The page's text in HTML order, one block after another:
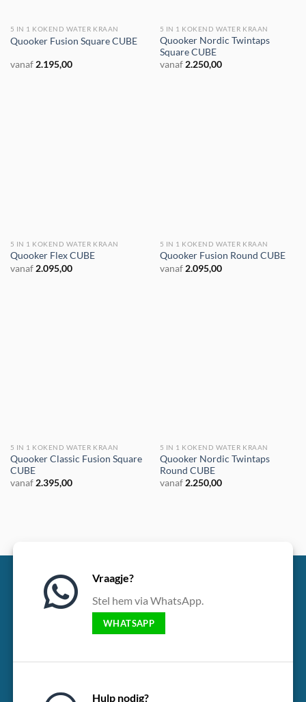
€ 200,- korting
5 IN 1 KOKEND WATER KRAAN
Quooker Fusion Square CUBE
vanaf 2.195,00
€ 200,- korting
5 IN 1 KOKEND WATER KRAAN
Quooker Nordic Twintaps
Square CUBE
vanaf 2.250,00
€ 200,- korting
5 IN 1 KOKEND WATER KRAAN
Quooker Flex CUBE
vanaf 2.095,00
€ 200,- korting
5 IN 1 KOKEND WATER KRAAN
Quooker Fusion Round CUBE
vanaf 2.095,00
€ 200,- korting
5 IN 1 KOKEND WATER KRAAN
Quooker Classic Fusion Square
CUBE
vanaf 2.395,00
€ 200,- korting
5 IN 1 KOKEND WATER KRAAN
Quooker Nordic Twintaps
Round CUBE
vanaf 2.250,00
Vraagje?
Stel hem via WhatsApp.
WHATSAPP
Hulp nodig?